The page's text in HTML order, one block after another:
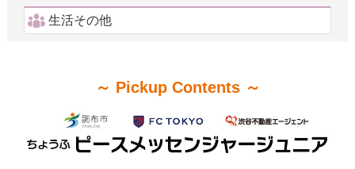
生活その他
～ Pickup Contents ～